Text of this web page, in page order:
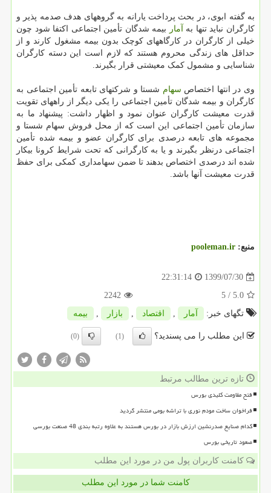
به گفته ابوی، در بحث پرداخت یارانه به گروههای هدف صدمه پذیر و
کارگران نباید تنها به آمار
بیمه شدگان تأمین اجتماعی اکتفا شود چون
خیلی از کارگران در کارگاههای کوچک بدون بیمه مشغول کارند و از
حداقل های زندگی محروم هستند که لازم است این دسته کارگران
شناسایی و مشمول کمک معیشتی قرار بگیرند.
وی در انتها اختصاص سهام شستا و شرکتهای تابعه تأمین اجتماعی به
کارگران و بیمه شدگان تأمین اجتماعی را یکی دیگر از راههای تقویت
قدرت معیشت کارگران عنوان نمود و اظهار داشت: پیشنهاد ما به
سازمان تأمین اجتماعی این است که از محل فروش سهام شستا و
مجموعه های تابعه درصدی برای کارگران عضو و بیمه شده تأمین
اجتماعی درنظر بگیرند و یا به کارگرانی که تحت شرایط کرونا بیکار
شده اند درصدی اختصاص بدهند تا ضمن سهامداری کمکی برای حفظ
قدرت معیشت آنها باشد.
منبع: pooleman.ir
1399/07/30
22:31:14
5.0
/ 5
2242
تگهای خبر:
آمار , اقتصاد , بازار , بیمه
این مطلب را می پسندید؟ (1)
(0)
تازه ترین مطالب مرتبط
فتح مقاومت کلیدی بورس
فراخوان ساخت مودم نوری با تراشه بومی منتشر گردید
کدام صنایع صدرنشین ارزش بازار در بورس هستند به علاوه رتبه بندی 48 صنعت بورسی
صعود تاریخی بورس
کامنت کاربران پول من در مورد این مطلب
کامنت شما در مورد این مطلب